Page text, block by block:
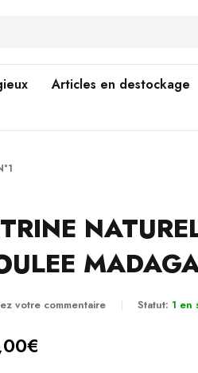
Articles en destockage
votre commentaire Statut: 1 en
€